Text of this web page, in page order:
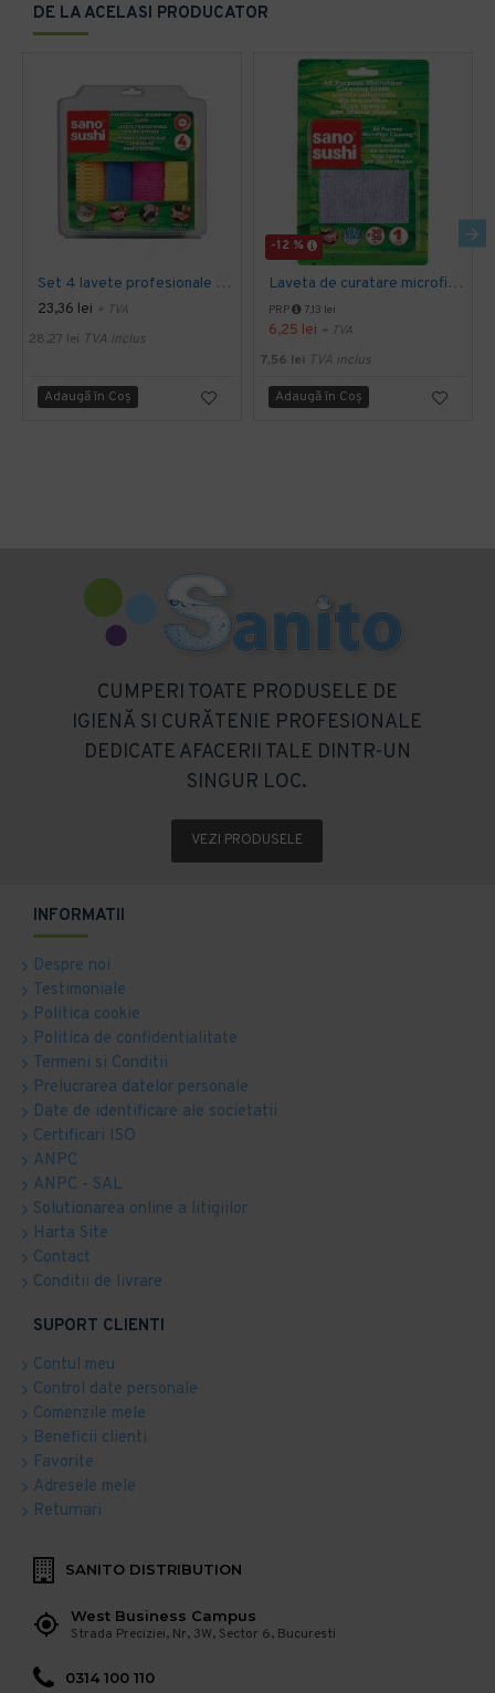
DE LA ACELASI PRODUCATOR
Set 4 lavete profesionale din microfibre Sano Sushi
23,36 lei + TVA
28,27 lei TVA inclus
Adaugă în Coş
-12 %
Laveta de curatare microfibra 30 x 30 cm, Sano Sushi
PRP 7,13 lei
6,25 lei + TVA
7,56 lei TVA inclus
Adaugă în Coş
CUMPERI TOATE PRODUSELE DE
IGIENĂ SI CURĂTENIE PROFESIONALE
DEDICATE AFACERII TALE DINTR-UN
SINGUR LOC.
VEZI PRODUSELE
INFORMATII
Despre noi
Testimoniale
Politica cookie
Politica de confidentialitate
Termeni si Conditii
Prelucrarea datelor personale
Date de identificare ale societatii
Certificari ISO
ANPC
ANPC - SAL
Solutionarea online a litigiilor
Harta Site
Contact
Conditii de livrare
SUPORT CLIENTI
Contul meu
Control date personale
Comenzile mele
Beneficii clienti
Favorite
Adresele mele
Returnari
SANITO DISTRIBUTION
West Business Campus
Strada Preciziei, Nr, 3W, Sector 6, Bucuresti
0314 100 110